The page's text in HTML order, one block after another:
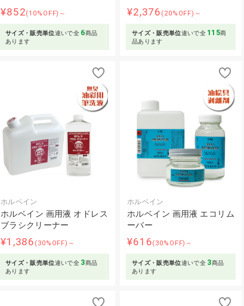
¥852(10%OFF)～
サイズ・販売単位違いで全 6商品
あります
¥2,376 (20%OFF)～
サイズ・販売単位違いで全 115商
品あります
ホルベイン
ホルベイン 画用液 オドレス
ブラシクリーナー
¥1,386 (30%OFF)～
サイズ・販売単位違いで全 3商品
あります
ホルベイン
ホルベイン 画用液 エコリム
ーバー
¥616(30%OFF)～
サイズ・販売単位違いで全 3商品
あります